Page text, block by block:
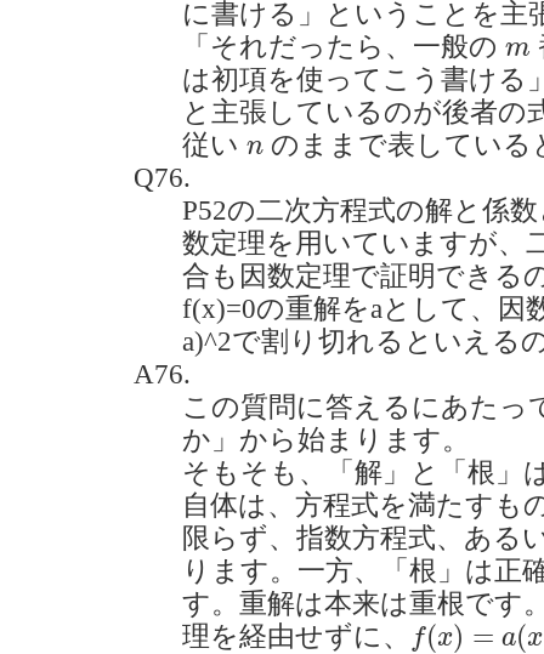
に書ける」ということを主
「それだったら、一般の m
m
は初項を使ってこう書ける
と主張しているのが後者の
従い n
n のままで表してい
Q76.
P52の二次方程式の解と係
数定理を用いていますが、
合も因数定理で証明できる
f(x)=0の重解をaとして、因
a)^2で割り切れるといえる
A76.
この質問に答えるにあたっ
か」から始まります。
そもそも、「解」と「根」
自体は、方程式を満たすも
限らず、指数方程式、ある
ります。一方、「根」は正
す。重解は本来は重根です
理を経由せずに、
f(x) = a(x
f(x)= a( x−α